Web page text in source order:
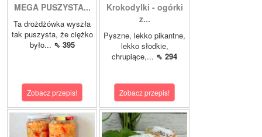
MEGA PUSZYSTA...
Ta drożdżówka wyszła
tak puszysta, że ciężko
było... ⇖ 395
Zobacz przepis!
Krokodylki - ogórki
z...
Pyszne, lekko pikantne,
lekko słodkie,
chrupiące,... ⇖ 294
Zobacz przepis!